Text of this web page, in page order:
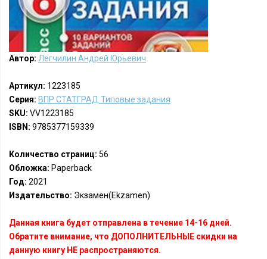
Автор: Легчилин Андрей Юрьевич
Артикул: 1223185
Серия: ВПР СТАТГРАД Типовые задания
SKU: VV1223185
ISBN: 9785377159339
Количество страниц: 56
Обложка: Paperback
Год: 2021
Издательство: Экзамен(Ekzamen)
Данная книга будет отправлена в течение 14-16 дней.
Обратите внимание, что ДОПОЛНИТЕЛЬНЫЕ скидки на
данную книгу НЕ распространяются.